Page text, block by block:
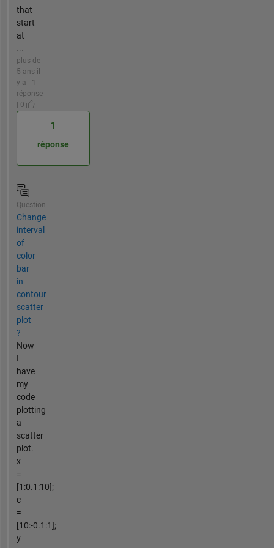
that
start
at
...
plus de
5 ans il
y a | 1
réponse
| 0
1
réponse
Question
Change
interval
of
color
bar
in
contour
scatter
plot
?
Now
I
have
my
code
plotting
a
scatter
plot.
x
=
[1:0.1:10];
c
=
[10:-0.1:1];
y